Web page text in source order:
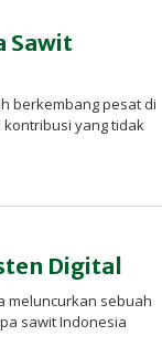
Sawit
berkembang pesat di
kontribusi yang tidak
Digital
meluncurkan sebuah
sawit Indonesia